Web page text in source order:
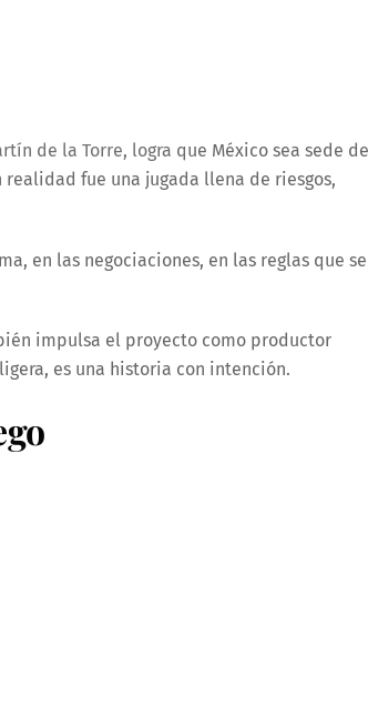
de la Torre, logra que México sea sede
fue una jugada llena de riesgos,
en las negociaciones, en las reglas que se
impulsa el proyecto como productor
es una historia con intención.